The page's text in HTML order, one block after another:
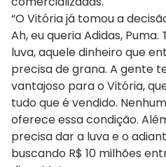
“O Vitória já tomou a
Ah, eu queria Adidas, Puma.
luva, aquele dinheiro que
precisa de grana. A gente
vantajoso para o Vitória,
tudo que é vendido.
oferece essa condição.
precisa dar a luva e o
buscando R$ 10 milhões